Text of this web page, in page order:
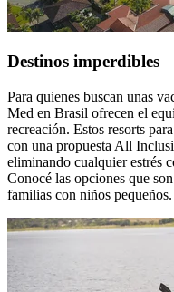
Destinos imperdibles
Para quienes buscan unas
Med en Brasil ofrecen el
recreación. Estos resorts
con una propuesta All
eliminando cualquier estrés
Conocé las opciones que
familias con niños pequeños.